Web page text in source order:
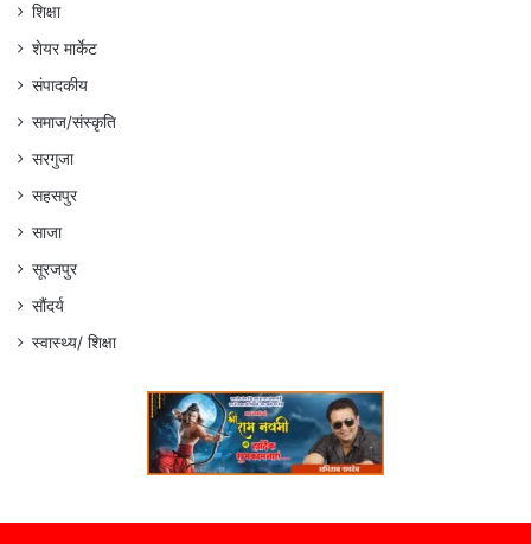
शिक्षा
शेयर मार्केट
संपादकीय
समाज/संस्कृति
सरगुजा
सहसपुर
साजा
सूरजपुर
सौंदर्य
स्वास्थ्य/ शिक्षा